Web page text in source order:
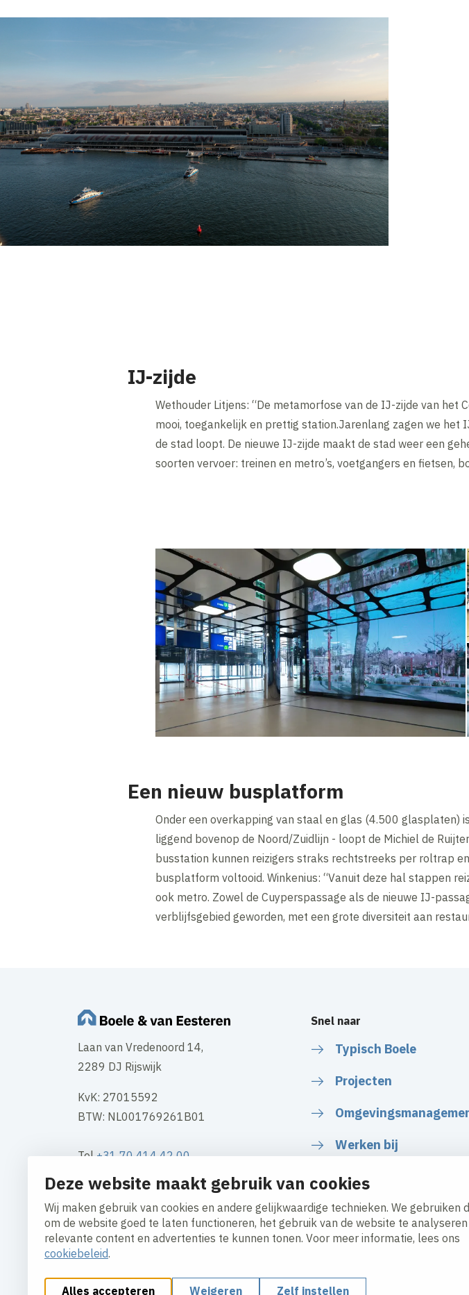
Deze website maakt gebruik van cookies
Wij maken gebruik van cookies en andere gelijkwaardige technieken. We gebruiken
om de website goed te laten functioneren, het gebruik van de website te analyseren
relevante content en advertenties te kunnen tonen. Voor meer informatie, lees ons
cookiebeleid.
Alles accepteren Weigeren Zelf instellen
IJ-zijde
Wethouder Litjens: “De metamorfose van de IJ-zijde van het
mooi, toegankelijk en prettig station.Jarenlang zagen we het
de stad loopt. De nieuwe IJ-zijde maakt de stad weer een
soorten vervoer: treinen en metro’s, voetgangers en fietsen,
Een nieuw busplatform
Onder een overkapping van staal en glas (4.500 glasplaten)
liggend bovenop de Noord/Zuidlijn - loopt de Michiel de
busstation kunnen reizigers straks rechtstreeks per roltrap
busplatform voltooid. Winkenius: “Vanuit deze hal stappen
ook metro. Zowel de Cuyperspassage als de nieuwe IJ-
verblijfsgebied geworden, met een grote diversiteit aan
Laan van Vredenoord 14,
2289 DJ Rijswijk
KvK: 27015592
BTW: NL001769261B01
Tel+31 70 414 42 00
info@boele.nl
Contact
Snel naar
Typisch Boele
Projecten
Werken bij
Plan uw route